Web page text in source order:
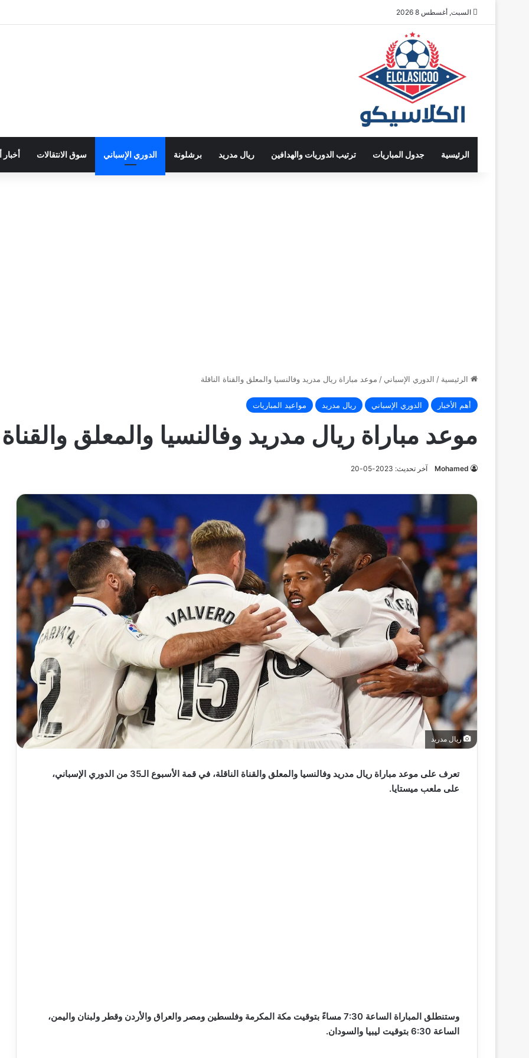
السبت, أغسطس 8 2026
الرئيسية جدول المباريات ترتيب الدوريات والهدافين ريال مدريد برشلونة الدوري الإسباني سوق الانتقالات أخبار
الرئيسية / الدوري الإسباني / موعد مباراة ريال مدريد وفالنسيا والمعلق والقناة الناقلة
أهم الأخبار الدوري الإسباني ريال مدريد مواعيد المباريات
موعد مباراة ريال مدريد وفالنسيا والمعلق والقناة
Mohamed آخر تحديث: 2023-05-20
ريال مدريد
تعرف على موعد مباراة ريال مدريد وفالنسيا والمعلق والقناة الناقلة، في قمة الأسبوع الـ35 من الدوري الإسباني،
على ملعب ميستايا.
وستنطلق المباراة الساعة 7:30 مساءً بتوقيت مكة المكرمة وفلسطين ومصر والعراق والأردن وقطر ولبنان واليمن،
الساعة 6:30 بتوقيت ليبيا والسودان.